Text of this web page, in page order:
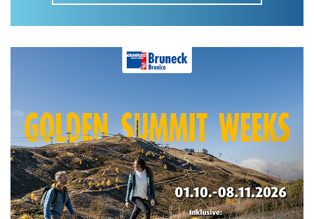
Im Tourenarchiv suchen
Region:
Gebirge: